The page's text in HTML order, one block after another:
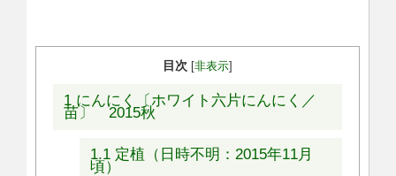
目次 非表示
1 にんにく〔ホワイト六片にんにく／
苗〕 2015秋
1.1 定植（日時不明：2015年11月
頃）